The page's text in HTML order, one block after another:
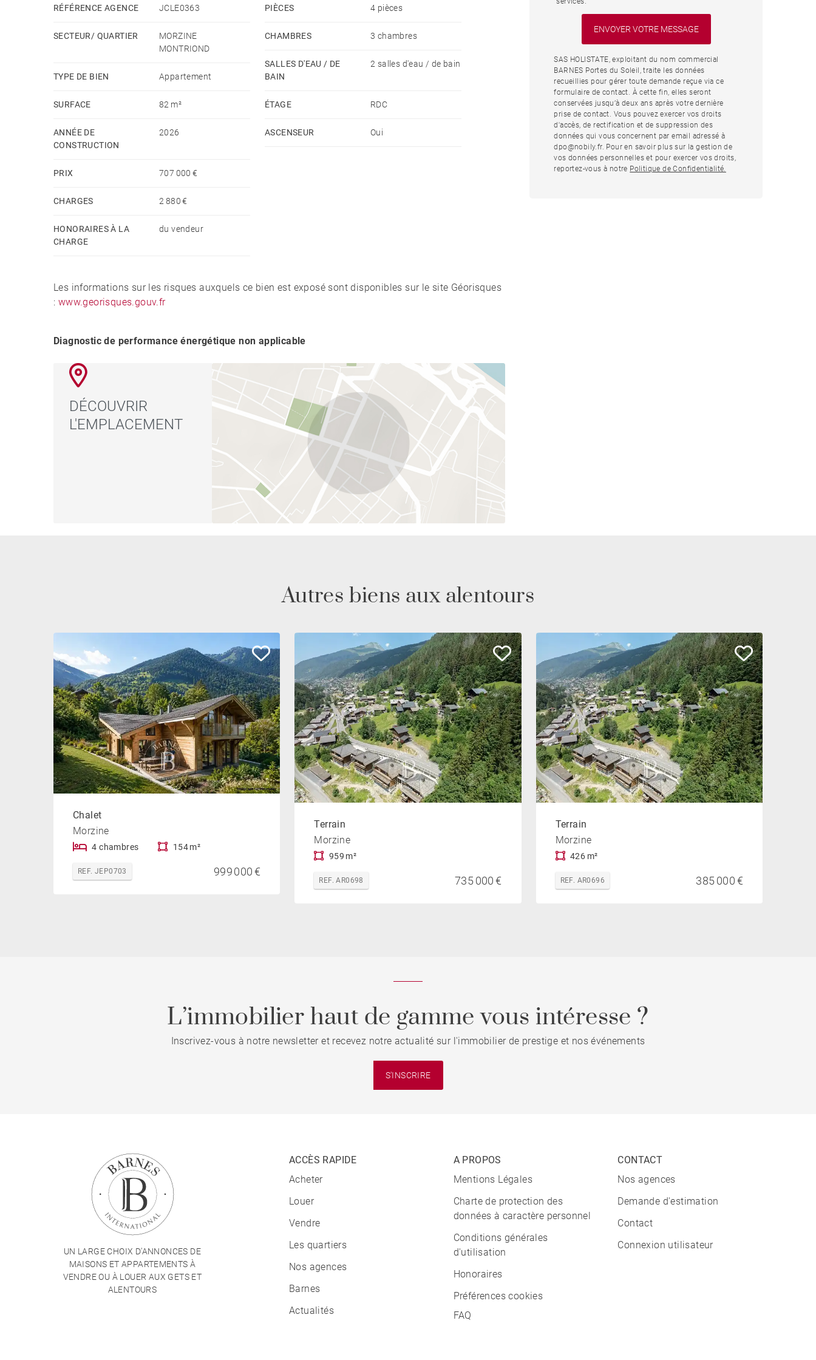
RÉFÉRENCE AGENCE JCLE0363
SECTEUR/ QUARTIER
MORZINE
MONTRIOND
TYPE DE BIEN Appartement
SURFACE 82 m²
ANNÉE DE
CONSTRUCTION
2026
PRIX 707 000 €
CHARGES 2 880 €
HONORAIRES À LA
CHARGE
du vendeur
PIÈCES 4 pièces
CHAMBRES 3 chambres
SALLES D'EAU / DE
BAIN
2 salles d'eau / de bain
ÉTAGE RDC
ASCENSEUR Oui
Les informations sur les risques auxquels ce bien est exposé sont disponibles sur le site Géorisques
: www.georisques.gouv.fr
Diagnostic de performance énergétique non applicable
DÉCOUVRIR
L'EMPLACEMENT
SAS HOLISTATE, exploitant du nom commercial
BARNES Portes du Soleil, traite les données
recueillies pour gérer toute demande reçue via ce
formulaire de contact. À cette fin, elles seront
conservées jusqu’à deux ans après votre dernière
prise de contact. Vous pouvez exercer vos droits
d'accès, de rectification et de suppression des
données qui vous concernent par email adressé à
dpo@nobily.fr. Pour en savoir plus sur la gestion de
vos données personnelles et pour exercer vos droits,
reportez-vous à notre Politique de Confidentialité.
Autres biens aux alentours
Chalet
Morzine
4 chambres 154 m²
REF. JEP0703 999 000 €
Terrain
Morzine
959 m²
REF. AR0698 735 000 €
Terrain
Morzine
426 m²
REF. AR0696 385 000 €
L’immobilier haut de gamme vous intéresse ?
Inscrivez-vous à notre newsletter et recevez notre actualité sur l'immobilier de prestige et nos événements
S'INSCRIRE
UN LARGE CHOIX D'ANNONCES DE
MAISONS ET APPARTEMENTS À
VENDRE OU À LOUER AUX GETS ET
ALENTOURS
ACCÈS RAPIDE
Acheter
Louer
Vendre
Les quartiers
Nos agences
Barnes
Actualités
A PROPOS
Mentions Légales
Charte de protection des
données à caractère personnel
Conditions générales
d'utilisation
Honoraires
Préférences cookies
FAQ
CONTACT
Nos agences
Demande d'estimation
Contact
Connexion utilisateur